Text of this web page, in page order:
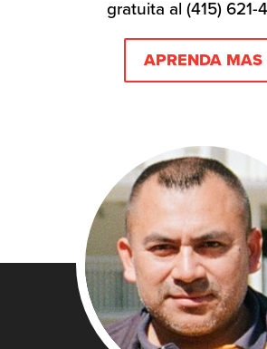
gratuita al (415) 621-
APRENDA MAS